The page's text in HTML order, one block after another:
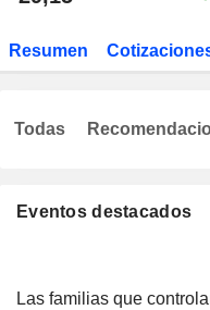
Resumen
Eventos destacados
Las familias que
Todas